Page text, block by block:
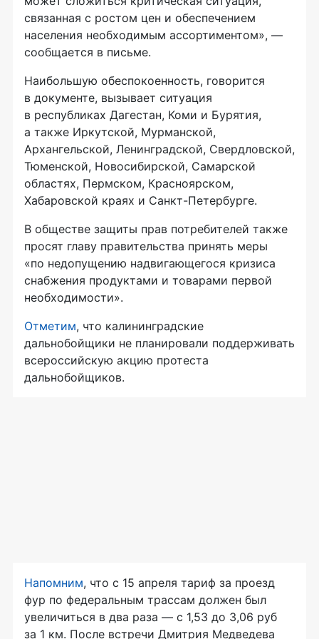
связанная с ростом цен и обеспечением
населения необходимым ассортиментом», —
сообщается в письме.
Наибольшую обеспокоенность, говорится
в документе, вызывает ситуация
в республиках Дагестан, Коми и Бурятия,
а также Иркутской, Мурманской,
Архангельской, Ленинградской, Свердловской,
Тюменской, Новосибирской, Самарской
областях, Пермском, Красноярском,
Хабаровской краях и Санкт-Петербурге.
В обществе защиты прав потребителей также
просят главу правительства принять меры
«по недопущению надвигающегося кризиса
снабжения продуктами и товарами первой
необходимости».
Отметим, что калининградские
дальнобойщики не планировали поддерживать
всероссийскую акцию протеста
дальнобойщиков.
Напомним, что с 15 апреля тариф за проезд
фур по федеральным трассам должен был
увеличиться в два раза — с 1,53 до 3,06 руб
за 1 км. После встречи Дмитрия Медведева